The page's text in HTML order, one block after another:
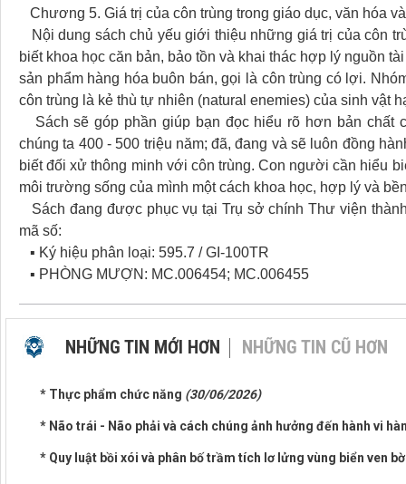
Chương 5. Giá trị của côn trùng trong giáo dục, văn hóa
Nội dung sách chủ yếu giới thiệu những giá trị của côn
biết khoa học căn bản, bảo tồn và khai thác hợp lý nguồn
sản phẩm hàng hóa buôn bán, gọi là côn trùng có lợi.
côn trùng là kẻ thù tự nhiên (natural enemies) của sinh vật
Sách sẽ góp phần giúp bạn đọc hiểu rõ hơn bản chất
chúng ta 400 - 500 triệu năm; đã, đang và sẽ luôn đồng
biết đối xử thông minh với côn trùng. Con người cần hiểu
môi trường sống của mình một cách khoa học, hợp lý và
Sách đang được phục vụ tại Trụ sở chính Thư viện
mã số:
▪ Ký hiệu phân loại: 595.7 / GI-100TR
▪ PHÒNG MƯỢN: MC.006454; MC.006455
NHỮNG TIN MỚI HƠN NHỮNG TIN CŨ HƠN
* Thực phẩm chức năng (30/06/2026)
* Não trái - Não phải và cách chúng ảnh hưởng đến hành vi
* Quy luật bồi xói và phân bố trầm tích lơ lửng vùng biển ven